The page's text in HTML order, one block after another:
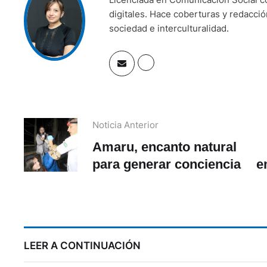
digitales. Hace coberturas y
sociedad e interculturalidad.
Noticia Anterior
Amaru, encanto natural
para generar conciencia
LEER A CONTINUACIÓN